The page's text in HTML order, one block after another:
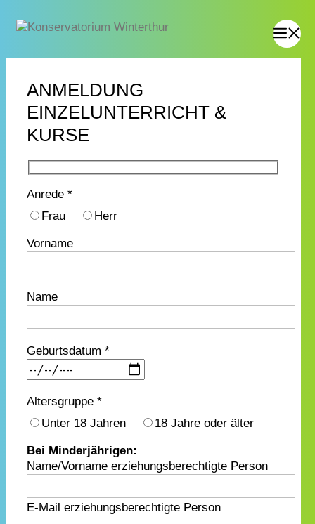
ANMELDUNG
EINZELUNTERRICHT &
KURSE
Anrede *
Frau
Herr
Vorname
Name
Geburtsdatum *
Altersgruppe *
Unter 18 Jahren
18 Jahre oder älter
Bei Minderjährigen:
Name/Vorname erziehungsberechtigte Person
E-Mail erziehungsberechtigte Person